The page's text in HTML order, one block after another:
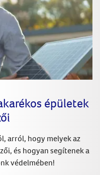
épületek
arról, hogy melyek az
és hogyan segítenek a
védelmében!